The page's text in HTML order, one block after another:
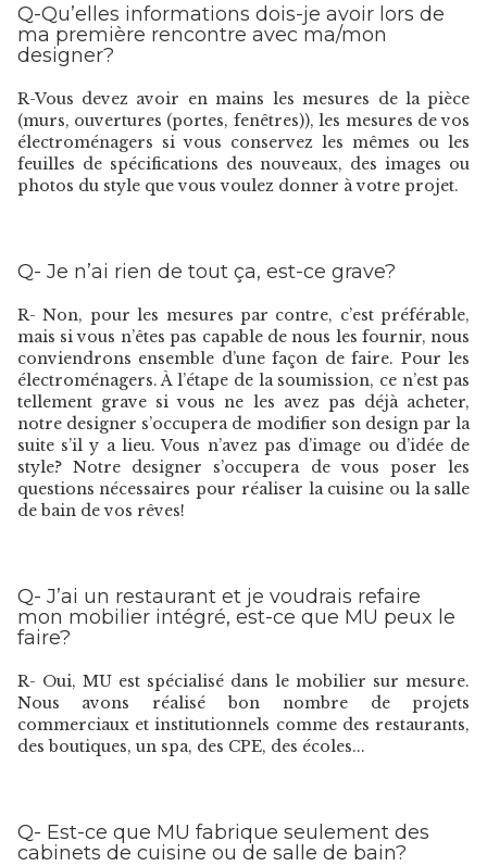
Q-Qu’elles informations dois-je avoir lors de
ma première rencontre avec ma/mon
designer?
R-Vous devez avoir en mains les mesures de la pièce
(murs, ouvertures (portes, fenêtres)), les mesures de vos
électroménagers si vous conservez les mêmes ou les
feuilles de spécifications des nouveaux, des images ou
photos du style que vous voulez donner à votre projet.
Q- Je n’ai rien de tout ça, est-ce grave?
R- Non, pour les mesures par contre, c’est préférable,
mais si vous n’êtes pas capable de nous les fournir, nous
conviendrons ensemble d’une façon de faire. Pour les
électroménagers. À l’étape de la soumission, ce n’est pas
tellement grave si vous ne les avez pas déjà acheter,
notre designer s’occupera de modifier son design par la
suite s’il y a lieu. Vous n’avez pas d’image ou d’idée de
style? Notre designer s’occupera de vous poser les
questions nécessaires pour réaliser la cuisine ou la salle
de bain de vos rêves!
Q- J’ai un restaurant et je voudrais refaire
mon mobilier intégré, est-ce que MU peux le
faire?
R- Oui, MU est spécialisé dans le mobilier sur mesure.
Nous avons réalisé bon nombre de projets
commerciaux et institutionnels comme des restaurants,
des boutiques, un spa, des CPE, des écoles...
Q- Est-ce que MU fabrique seulement des
cabinets de cuisine ou de salle de bain?